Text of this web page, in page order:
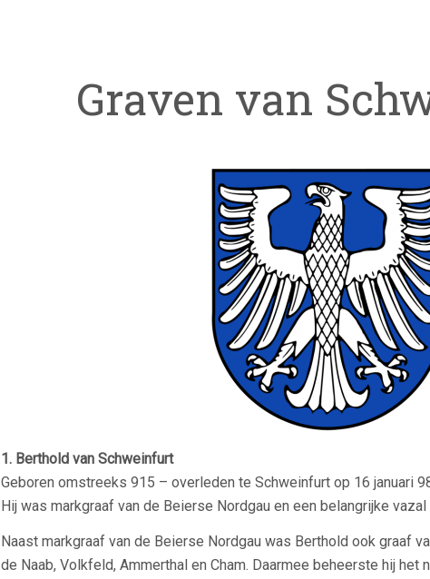
Graven van
1. Berthold van Schweinfurt
Geboren omstreeks 915 – overleden te Schweinfurt op 16 januari
Hij was markgraaf van de Beierse Nordgau en een belangrijke vazal
Naast markgraaf van de Beierse Nordgau was Berthold ook graaf
de Naab, Volkfeld, Ammerthal en Cham. Daarmee beheerste hij het